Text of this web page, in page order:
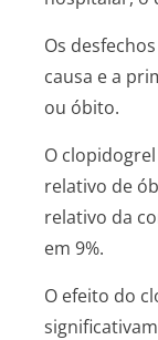
Os
causa e a
ou óbito.
O
relativo de
relativo da
em 9%.
O efeito do